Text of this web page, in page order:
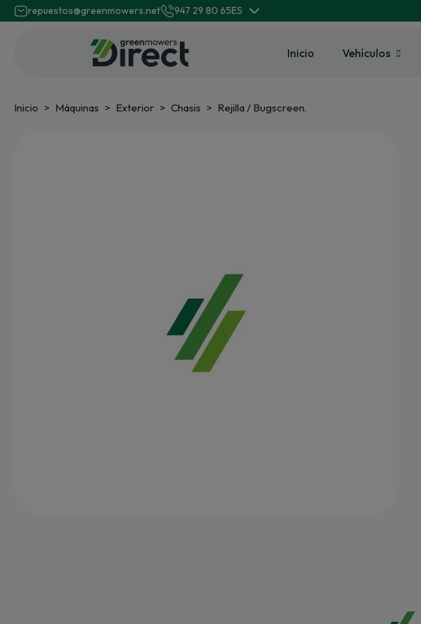
repuestos@greenmowers.net 947 29 80 65ES
Inicio Vehículos
Inicio Máquinas Exterior Chasis Rejilla / Bugscreen.